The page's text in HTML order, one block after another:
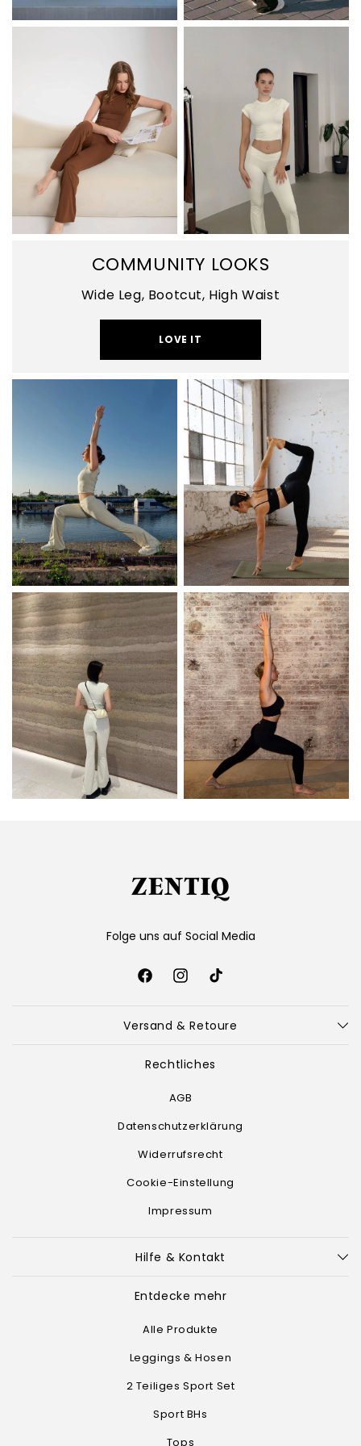
COMMUNITY LOOKS
Wide Leg, Bootcut, High Waist
LOVE IT
Folge uns auf Social Media
FacebookInstagram
TikTok
Versand & Retoure
Rechtliches
AGB
Datenschutzerklärung
Widerrufsrecht
Cookie-Einstellung
Impressum
Hilfe & Kontakt
Entdecke mehr
Alle Produkte
Leggings & Hosen
2 Teiliges Sport Set
Sport BHs
Tops